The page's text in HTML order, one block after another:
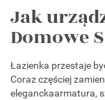
Jak
Domowe
Łazienka przestaje
Coraz częściej
eleganckaarmatura,